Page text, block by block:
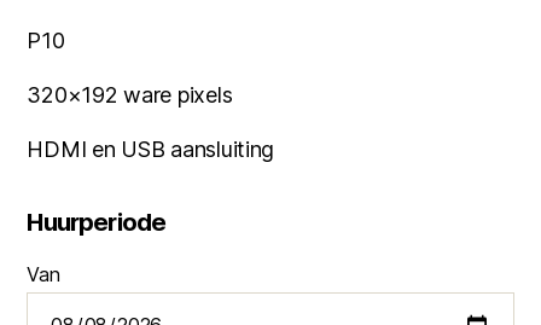
P10
320×192 ware pixels
HDMI en USB aansluiting
Huurperiode
Van